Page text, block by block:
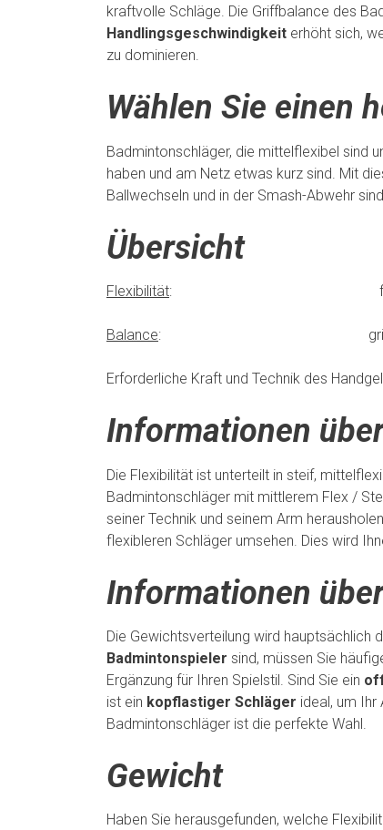
kraftvolle Schläge. Die Griffbalance des
Handlingsgeschwindigkeit erhöht sich,
zu dominieren.
Wählen Sie einen
Badmintonschläger, die mittelflexibel sind
haben und am Netz etwas kurz sind. Mit
Ballwechseln und in der Smash-Abwehr
Übersicht
Flexibilität: flexibel
Balance: grifflastig
Erforderliche Kraft und Technik des
Informationen
Die Flexibilität ist unterteilt in steif,
Badmintonschläger mit mittlerem Flex /
seiner Technik und seinem Arm
flexibleren Schläger umsehen. Dies wird
Informationen
Die Gewichtsverteilung wird hauptsächlich
Badmintonspieler sind, müssen Sie
Ergänzung für Ihren Spielstil. Sind Sie ein
ist ein kopflastiger Schläger ideal, um Ihr
Badmintonschläger ist die perfekte Wahl.
Gewicht
Haben Sie herausgefunden, welche